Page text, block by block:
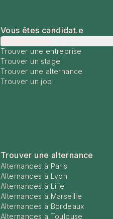
Vous êtes candidat.e
Trouver une entreprise
Trouver un stage
Trouver une alternance
Trouver un job
Trouver une alternance
Alternances à Paris
Alternances à Lyon
Alternances à Lille
Alternances à Marseille
Alternances à Bordeaux
Alternances à Toulouse